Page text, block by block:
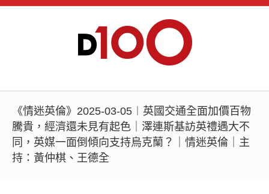
《情迷英倫》2025-03-05︱英國交通全面加價百物
騰貴，經濟還未見有起色｜澤連斯基訪英禮遇大不
同，英媒一面倒傾向支持烏克蘭？｜情迷英倫｜主
持：黃仲棋、王德全